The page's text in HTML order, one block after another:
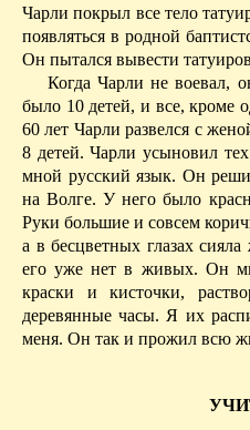
Чарли покрыл все тело
появляться в родной
Он пытался вывести
Когда Чарли не воевал,
было 10 детей, и все, кроме
60 лет Чарли развелся с
8 детей. Чарли усыновил
мной русский язык. Он
на Волге. У него было
Руки большие и совсем
а в бесцветных глазах
его уже нет в живых. Он
краски и кисточки,
деревянные часы. Я их
меня. Он так и прожил всю